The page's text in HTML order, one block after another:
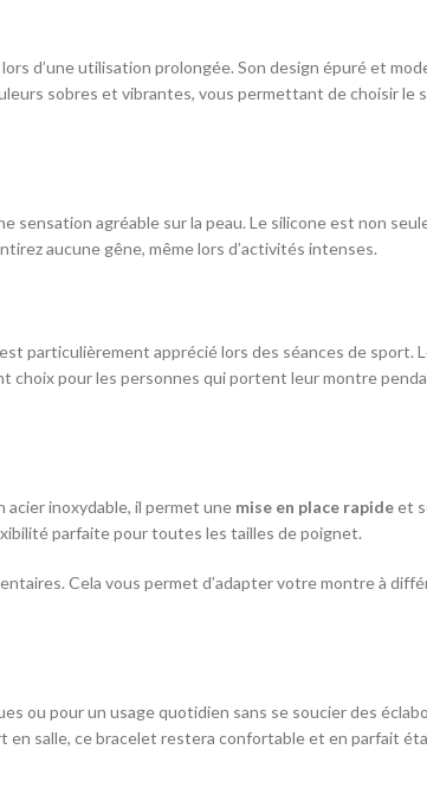
lors d’une utilisation prolongée. Son design épuré et
sobres et vibrantes, vous permettant de choisir le
agréable sur la peau. Le silicone est non
aucune gêne, même lors d’activités intenses.
particulièrement apprécié lors des séances de sport.
choix pour les personnes qui portent leur montre
acier inoxydable, il permet une mise en place rapideet
parfaite pour toutes les tailles de poignet.
Cela vous permet d’adapter votre montre à
ou pour un usage quotidien sans se soucier des
en salle, ce bracelet restera confortable et en parfait